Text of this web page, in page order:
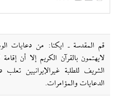
قم المقدسة ـ ايكنا: من دعايات
لايهتمون بالقرآن الكريم إلا أن
الشريف للطلبة غيرالإيرانيين
الدعايات والمؤامرات.